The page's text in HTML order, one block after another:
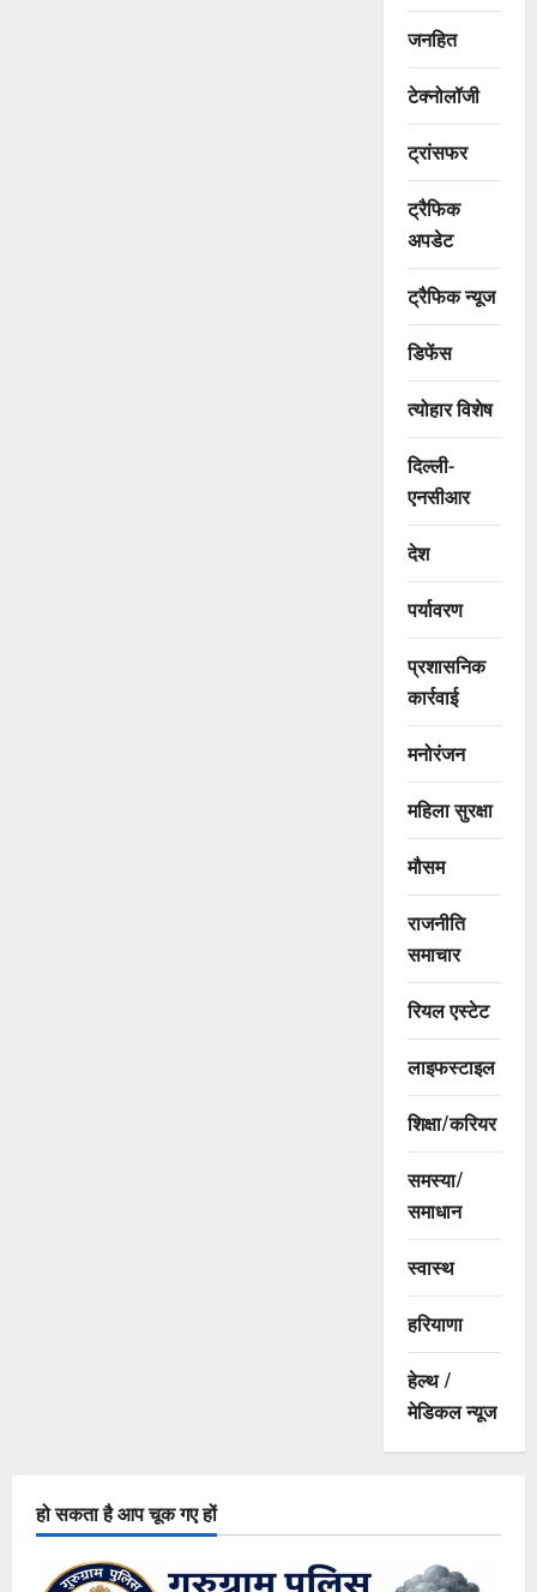
जनहित
टेक्नोलॉजी
ट्रांसफर
ट्रैफिक
अपडेट
ट्रैफिक न्यूज
डिफेंस
त्योहार विशेष
दिल्ली-
एनसीआर
देश
पर्यावरण
प्रशासनिक
कार्रवाई
मनोरंजन
महिला सुरक्षा
मौसम
राजनीति
समाचार
रियल एस्टेट
लाइफस्टाइल
शिक्षा/करियर
समस्या/
समाधान
स्वास्थ
हरियाणा
हेल्थ /
मेडिकल न्यूज
हो सकता है आप चूक गए हों